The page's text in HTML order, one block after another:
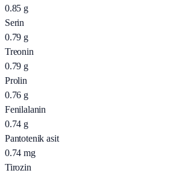
0.85 g
Serin
0.79 g
Treonin
0.79 g
Prolin
0.76 g
Fenilalanin
0.74 g
Pantotenik asit
0.74 mg
Tirozin